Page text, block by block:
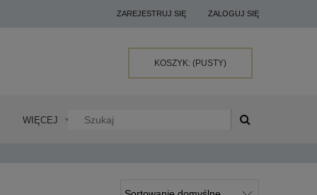
ZAREJESTRUJ SIĘ ZALOGUJ SIĘ
KOSZYK: (PUSTY)
WIĘCEJ